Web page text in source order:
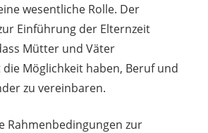
wesentliche Rolle. Der
Einführung der Elternzeit
Mütter und Väter
Möglichkeit haben, Beruf und
zu vereinbaren.
Rahmenbedingungen zur